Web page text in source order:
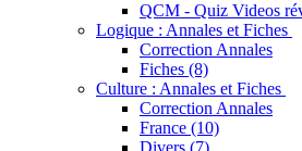
QCM - Quiz Videos
Logique : Annales et Fiches
Correction Annales
Fiches (8)
Culture : Annales et Fiches
Correction Annales
France (10)
Divers (7)